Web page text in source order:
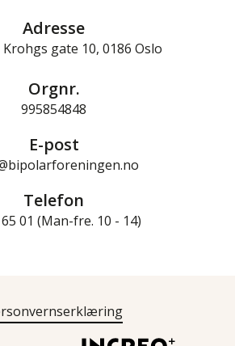
Adresse
gate 10, 0186 Oslo
Orgnr.
995854848
E-post
Telefon
01 (Man-fre. 10 - 14)